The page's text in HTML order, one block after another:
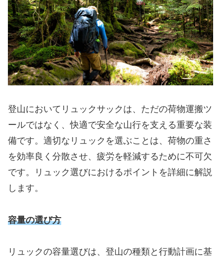
登山においてリュックサックは、ただの荷物運搬ツ
ールではなく、快適で安全な山行を支える重要な装
備です。適切なリュックを選ぶことは、荷物の重さ
を効率良く分散させ、疲労を軽減するために不可欠
です。リュック選びにおけるポイントを詳細に解説
します。
容量の選び方
リュックの容量選びは、登山の種類と行動計画に基